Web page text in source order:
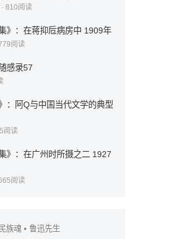
· 810阅读
》：在蒋抑卮病房中 1909年
阅读
感录57
：阿Q与中国当代文学的典型
阅读
》：在广州时所摄之二 1927
阅读
民族魂 • 鲁迅先生